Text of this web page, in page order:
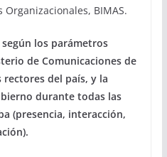
BIMAS.
los parámetros
de Comunicaciones de
del país, y la
durante todas las
(presencia, interacción,